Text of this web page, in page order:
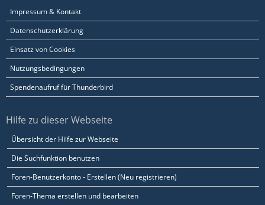
Impressum & Kontakt
Datenschutzerklärung
Einsatz von Cookies
Nutzungsbedingungen
Spendenaufruf für Thunderbird
Hilfe zu dieser Webseite
Übersicht der Hilfe zur Webseite
Die Suchfunktion benutzen
Foren-Benutzerkonto - Erstellen (Neu registrieren)
Foren-Thema erstellen und bearbeiten